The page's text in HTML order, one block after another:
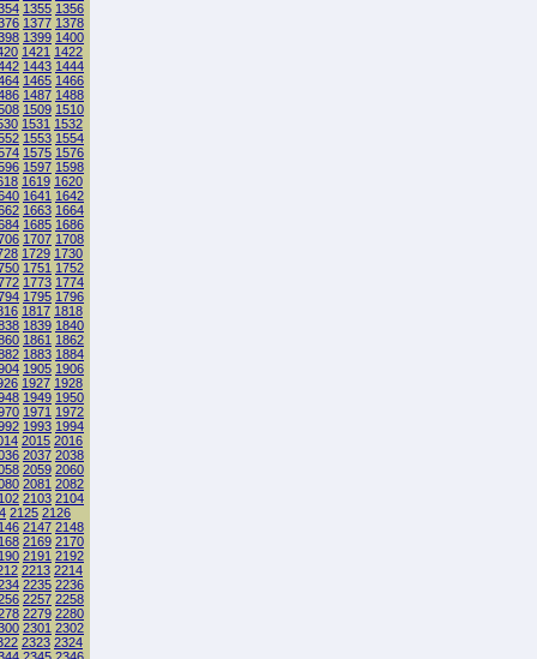
1355 1356
1377 1378
1399 1400
1421 1422
1443 1444
1465 1466
1487 1488
1509 1510
1531 1532
1553 1554
1575 1576
1597 1598
1619 1620
1641 1642
1663 1664
1685 1686
1707 1708
1729 1730
1751 1752
1773 1774
1795 1796
1817 1818
1839 1840
1861 1862
1883 1884
1905 1906
1927 1928
1949 1950
1971 1972
1993 1994
2015 2016
2037 2038
2059 2060
2081 2082
2103 2104
2125 2126
2147 2148
2169 2170
2191 2192
2213 2214
2235 2236
2257 2258
2279 2280
2301 2302
2323 2324